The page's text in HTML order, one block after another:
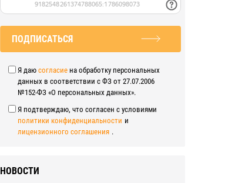
ПОДПИСАТЬСЯ
Я даю согласие на обработку персональных
данных в соответствии с ФЗ от 27.07.2006
№152-ФЗ «О персональных данных».
Я подтверждаю, что согласен с условиями
политики конфиденциальности и
лицензионного соглашения .
НОВОСТИ